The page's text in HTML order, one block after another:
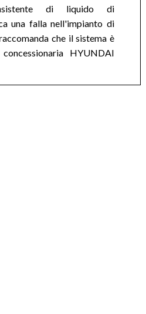
di liquido di
una falla nell'impianto di
che il sistema è
HYUNDAI